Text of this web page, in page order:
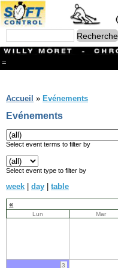
=
Branches
CONTACT
Ski ALPIN
Triathlon
Ski Nordique
Courses à pieds
Athlétisme
Slalom In-Line
Caisse à savon
Coupe "Journal La Gruyère"
Accueil » Evénements
Evénements
Select event terms to filter by
Select event type to filter by
week | day | table
«
Lun Mar
3